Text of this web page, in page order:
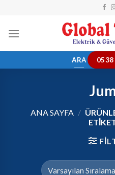
content
ARA
ANA SAYFA /